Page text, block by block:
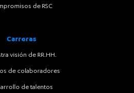
de RSC
Carreras
visión de RR.HH.
de colaboradores
de talentos